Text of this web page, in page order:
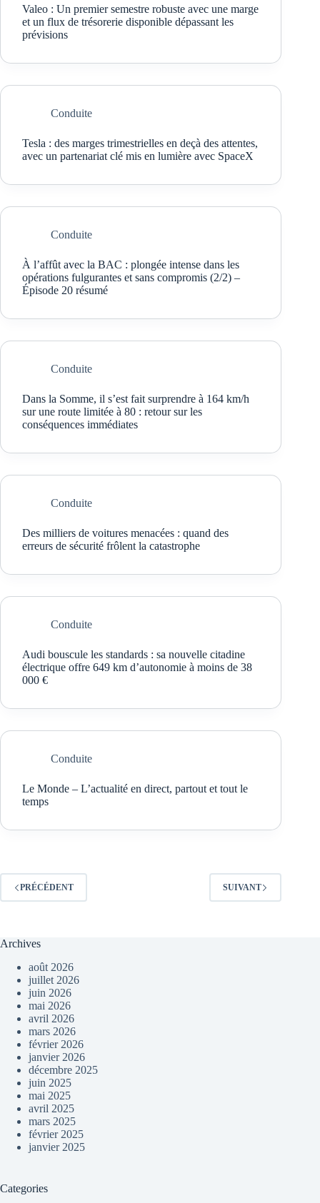
Valeo : Un premier semestre robuste avec une marge
et un flux de trésorerie disponible dépassant les
prévisions
Conduite
Tesla : des marges trimestrielles en deçà des attentes,
avec un partenariat clé mis en lumière avec SpaceX
Conduite
À l’affût avec la BAC : plongée intense dans les
opérations fulgurantes et sans compromis (2/2) –
Épisode 20 résumé
Conduite
Dans la Somme, il s’est fait surprendre à 164 km/h
sur une route limitée à 80 : retour sur les
conséquences immédiates
Conduite
Des milliers de voitures menacées : quand des
erreurs de sécurité frôlent la catastrophe
Conduite
Audi bouscule les standards : sa nouvelle citadine
électrique offre 649 km d’autonomie à moins de 38
000 €
Conduite
Le Monde – L’actualité en direct, partout et tout le
temps
PRÉCÉDENT SUIVANT
Archives
août 2026
juillet 2026
juin 2026
mai 2026
avril 2026
mars 2026
février 2026
janvier 2026
décembre 2025
juin 2025
mai 2025
avril 2025
mars 2025
février 2025
janvier 2025
Categories